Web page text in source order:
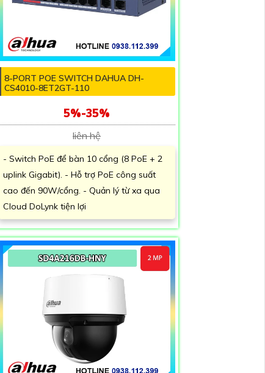
8-PORT POE SWITCH DAHUA DH-
CS4010-8ET2GT-110
5%-35%
liên hệ
- Switch PoE để bàn 10 cổng (8 PoE + 2
uplink Gigabit). - Hỗ trợ PoE công suất
cao đến 90W/cổng. - Quản lý từ xa qua
Cloud DoLynk tiện lợi